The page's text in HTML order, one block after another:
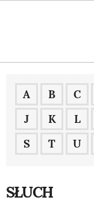
A B C
J
K L
S
T U
SŁUCH